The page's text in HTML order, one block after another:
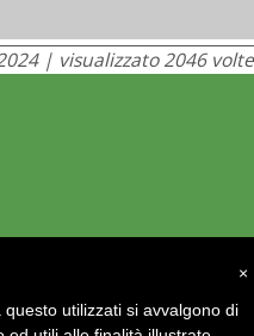
| visualizzato 2046 volte
×
utilizzati si avvalgono di